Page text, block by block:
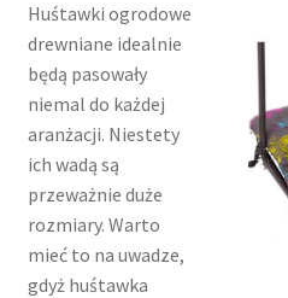
Huśtawki ogrodowe
drewniane idealnie
będą pasowały
niemal do każdej
aranżacji. Niestety
ich wadą są
przeważnie duże
rozmiary. Warto
mieć to na uwadze,
gdyż huśtawka